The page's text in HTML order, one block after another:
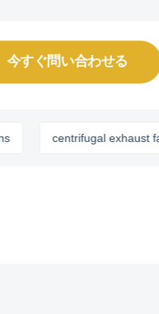
今すぐ問い合わせる
centrifugal exhaust fan